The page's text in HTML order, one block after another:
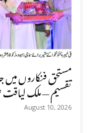
مستحق فنکاروں میں
تقسیم — ملک
August 10, 2026